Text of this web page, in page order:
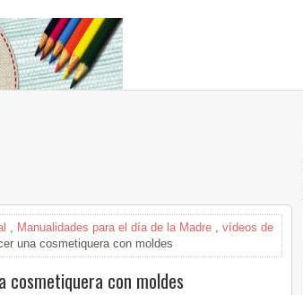
, Manualidades para el día de la Madre , vídeos de
una cosmetiquera con moldes
cosmetiquera con moldes